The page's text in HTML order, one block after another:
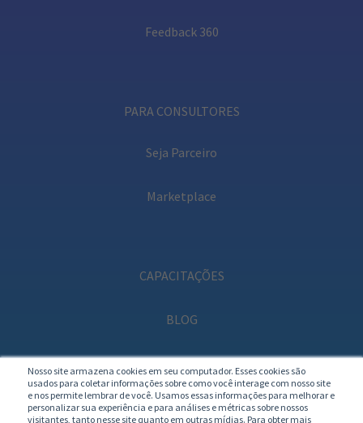
Nosso site armazena cookies em seu computador. Esses cookies são
usados para coletar informações sobre como você interage com nosso site
e nos permite lembrar de você. Usamos essas informações para melhorar e
personalizar sua experiência e para análises e métricas sobre nossos
visitantes, tanto nesse site quanto em outras mídias. Para obter mais
Feedback 360
PARA CONSULTORES
Seja Parceiro
Marketplace
CAPACITAÇÕES
BLOG
PODCAST